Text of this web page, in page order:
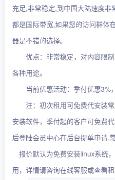
充足,非常稳定,到中国大陆速度非
都是国际带宽,如果您的访问群体
器是不错的选择。
优点：非常稳定，对内容限制
各种用途。
当前优惠活动：季付优惠3%，
注：初次租用可免费代安装常
安装软件，季付起的客户可免费
后登陆会员中心在后台提单申请.
报价默认为免费安装linux系统
用，详情请咨询在线客服或查看租